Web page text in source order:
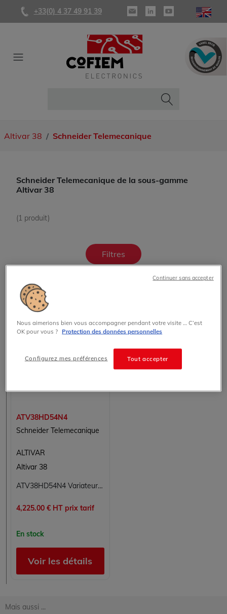
+33(0) 4 37 49 91 39
Altivar 38 Schneider Telemecanique
Schneider Telemecanique de la sous-gamme
Altivar 38
(1 produit)
Filtres
Effacer tous les critères
ATV38HD54N4
Schneider Telemecanique
ALTIVAR
Altivar 38
ATV38HD54N4 Variateur de vitesse Altivar Schneider Telemecanique
4,225.00 € HT prix tarif
En stock
Voir les détails
Mais aussi ...
Nous aimerions bien vous accompagner pendant votre visite … C’est
OK pour vous ? Protection des données personnelles
Tout accepter
Configurez mes préférences
Continuer sans accepter